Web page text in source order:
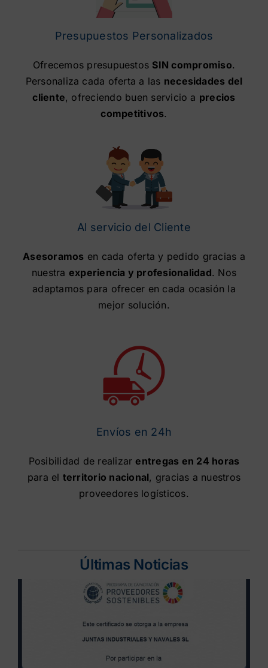
Presupuestos Personalizados
Ofrecemos presupuestos SIN compromiso.
Personaliza cada oferta a las necesidades del
cliente, ofreciendo buen servicio a precios
competitivos.
Al servicio del Cliente
Asesoramos en cada oferta y pedido gracias a
nuestra experiencia y profesionalidad. Nos
adaptamos para ofrecer en cada ocasión la
mejor solución.
Envíos en 24h
Posibilidad de realizarentregas en 24 horas
para el territorio nacional, gracias a nuestros
proveedores logísticos.
Últimas Noticias